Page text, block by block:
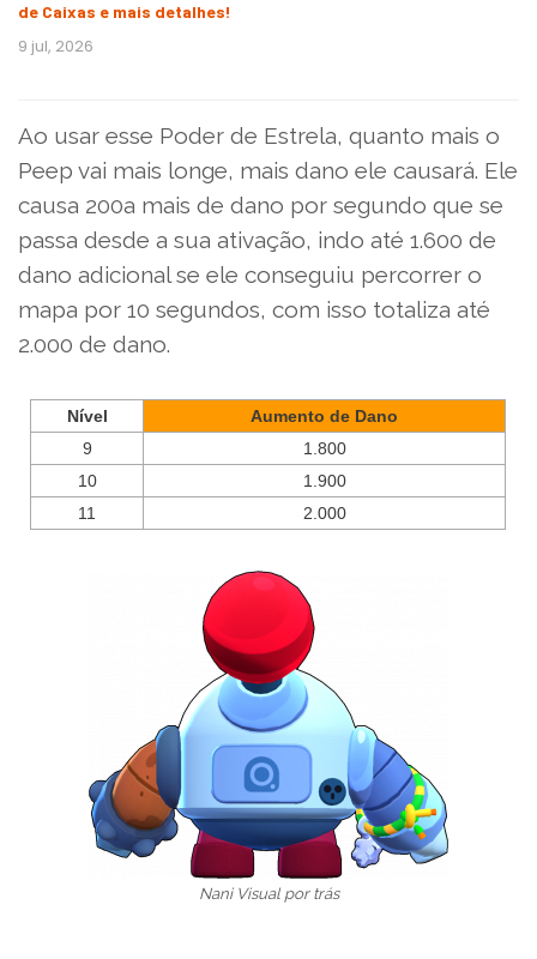
de Caixas e mais detalhes!
9 jul, 2026
Ao usar esse Poder de Estrela, quanto mais o
Peep vai mais longe, mais dano ele causará. Ele
causa 200a mais de dano por segundo que se
passa desde a sua ativação, indo até 1.600 de
dano adicional se ele conseguiu percorrer o
mapa por 10 segundos, com isso totaliza até
2.000 de dano.
Nível
Aumento de Dano
9
1.800
10
1.900
11
2.000
Nani Visual por trás